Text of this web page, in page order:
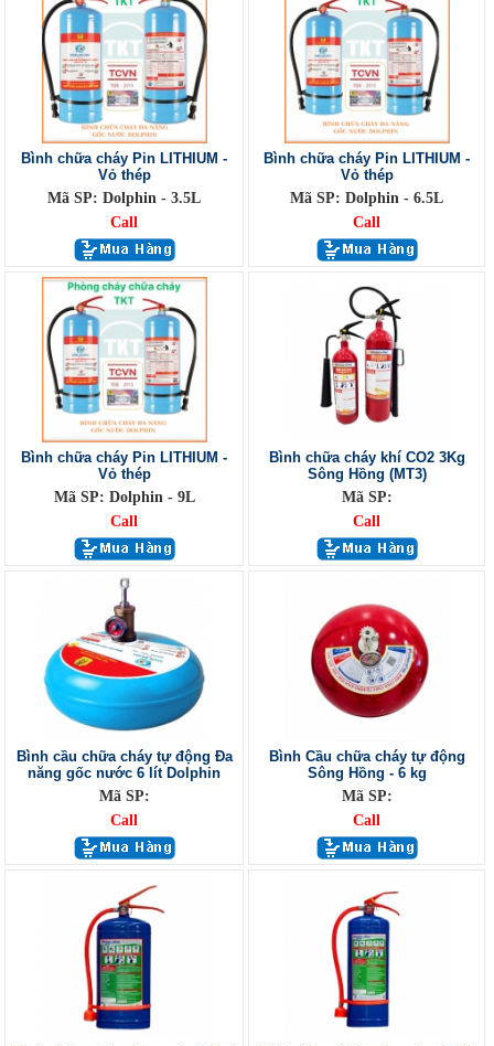
Bình chữa cháy Pin LITHIUM -
Vỏ thép
Mã SP: Dolphin - 3.5L
Call
Bình chữa cháy Pin LITHIUM -
Vỏ thép
Mã SP: Dolphin - 6.5L
Call
Bình chữa cháy Pin LITHIUM -
Vỏ thép
Mã SP: Dolphin - 9L
Call
Bình chữa cháy khí CO2 3Kg
Sông Hồng (MT3)
Mã SP:
Call
Bình cầu chữa cháy tự động Đa
năng gốc nước 6 lít Dolphin
Mã SP:
Call
Bình Cầu chữa cháy tự động
Sông Hồng - 6 kg
Mã SP:
Call